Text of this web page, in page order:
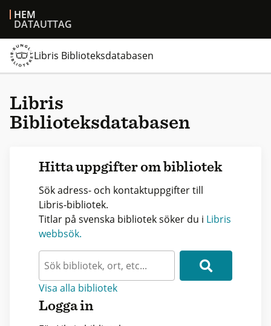
HEM
DATAUTTAG
Libris Biblioteksdatabasen
Libris
Biblioteksdatabasen
Hitta uppgifter om bibliotek
Sök adress- och kontaktuppgifter till
Libris-bibliotek.
Titlar på svenska bibliotek söker du i Libris
webbsök.
Visa alla bibliotek
Logga in